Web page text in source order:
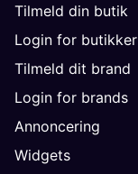
Tilmeld din butik
Login for butikker
Tilmeld dit brand
Login for brands
Annoncering
Widgets